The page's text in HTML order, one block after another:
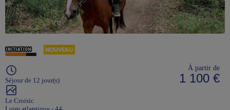
Séjour de 12 jour(s)
Le Croisic
À partir de
1 100 €